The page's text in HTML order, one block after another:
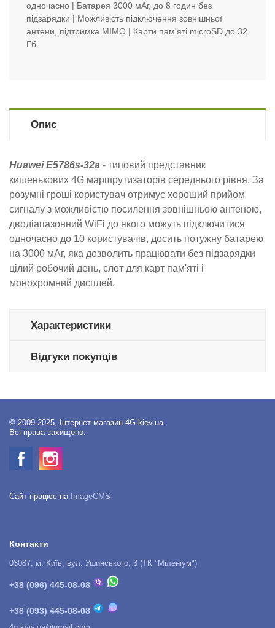
одночасно | Батарея 3000 мАг, до 8 годин без
підзарядки | Можливість підключення зовнішньої
антени, підтримка MIMO | Карти пам'яті microSD до 32
Гб.
Опис
Huawei E5786s-32a - типовий представник
кишенькових 4G маршрутизаторів середнього рівня. За
розумні гроші користувач отримує хороший прийом
сигналу з можливістю посилення зовнішньою антеною,
дводіапазонний WiFi до якого можуть підключитися
одночасно до 10 користувачів, досить потужну батарею
на 3000 мАг, яка дозволить працювати без підзарядки
цілий робочий день, слот для карт пам'яті і
монохромний дисплей.
Характеристики
Відгуки покупців
© 2009-2025, Інтернет-магазин 4G.kiev.ua.
Всі права захищено.
Сайт працює на ImageCMS
Контакти
03087, м. Київ, вул. Ушинського, 3 (ТК "Міленіум")
+38 (096) 445-08-08
+38 (093) 445-08-08